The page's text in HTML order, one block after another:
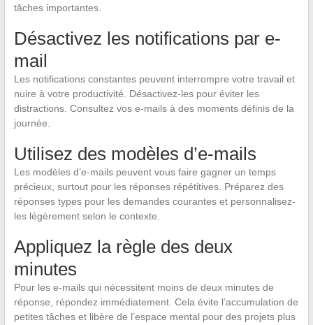
tâches importantes.
Désactivez les notifications par e-
mail
Les notifications constantes peuvent interrompre votre travail et
nuire à votre productivité. Désactivez-les pour éviter les
distractions. Consultez vos e-mails à des moments définis de la
journée.
Utilisez des modèles d’e-mails
Les modèles d’e-mails peuvent vous faire gagner un temps
précieux, surtout pour les réponses répétitives. Préparez des
réponses types pour les demandes courantes et personnalisez-
les légèrement selon le contexte.
Appliquez la règle des deux
minutes
Pour les e-mails qui nécessitent moins de deux minutes de
réponse, répondez immédiatement. Cela évite l’accumulation de
petites tâches et libère de l’espace mental pour des projets plus